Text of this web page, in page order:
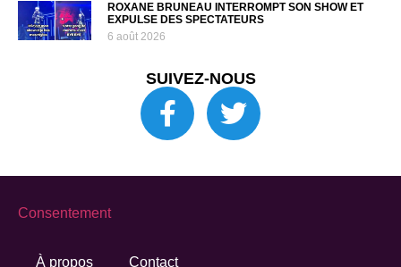
ROXANE BRUNEAU INTERROMPT SON SHOW ET
EXPULSE DES SPECTATEURS
6 août 2026
SUIVEZ-NOUS
À propos Contact
Consentement